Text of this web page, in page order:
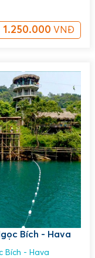
1.250.000 VNĐ
Bích - Hava
Bích - Hava